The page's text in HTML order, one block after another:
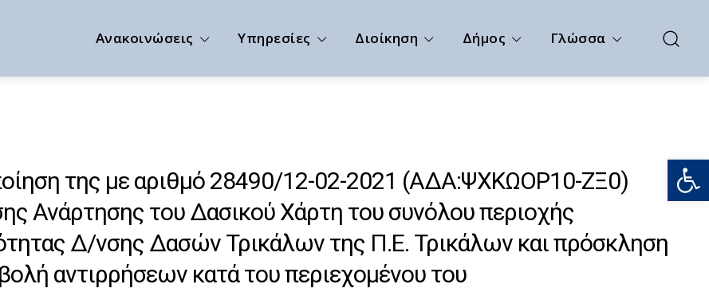
Ανακοινώσεις Υπηρεσίες Διοίκηση Δήμος Γλώσσα
της με αριθμό 28490/12-02-2021 (ΑΔΑ:ΨΧΚΩΟΡ10-ΖΞ0)
Ανάρτησης του Δασικού Χάρτη του συνόλου περιοχής
Δ/νσης Δασών Τρικάλων της Π.Ε. Τρικάλων και πρόσκληση
αντιρρήσεων κατά του περιεχομένου του